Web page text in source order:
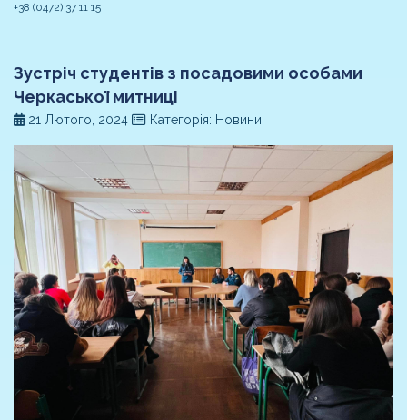
+38 (0472) 37 11 15
Зустріч студентів з посадовими особами
Черкаської митниці
21 Лютого, 2024 Категорія: Новини